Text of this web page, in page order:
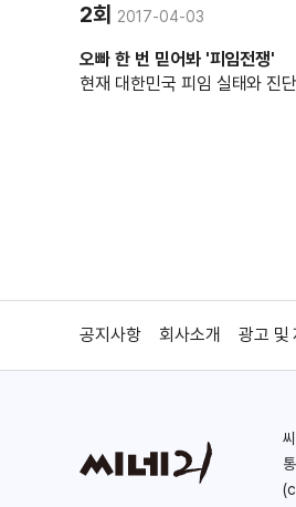
2회 2017-04-03
오빠 한 번 믿어봐 '피임전쟁'
현재 대한민국 피임 실태와 진
공지사항 회사소개 광고 및